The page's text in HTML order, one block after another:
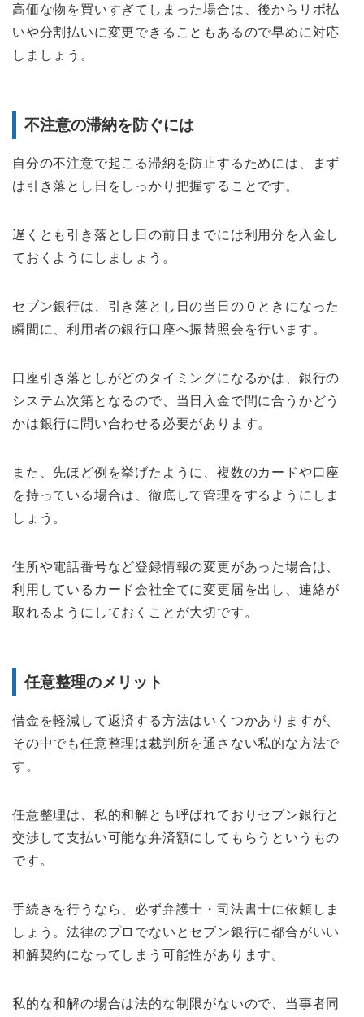
高価な物を買いすぎてしまった場合は、後からリボ払
いや分割払いに変更できることもあるので早めに対応
しましょう。
不注意の滞納を防ぐには
自分の不注意で起こる滞納を防止するためには、まず
は引き落とし日をしっかり把握することです。
遅くとも引き落とし日の前日までには利用分を入金し
ておくようにしましょう。
セブン銀行は、引き落とし日の当日の０ときになった
瞬間に、利用者の銀行口座へ振替照会を行います。
口座引き落としがどのタイミングになるかは、銀行の
システム次第となるので、当日入金で間に合うかどう
かは銀行に問い合わせる必要があります。
また、先ほど例を挙げたように、複数のカードや口座
を持っている場合は、徹底して管理をするようにしま
しょう。
住所や電話番号など登録情報の変更があった場合は、
利用しているカード会社全てに変更届を出し、連絡が
取れるようにしておくことが大切です。
任意整理のメリット
借金を軽減して返済する方法はいくつかありますが、
その中でも任意整理は裁判所を通さない私的な方法で
す。
任意整理は、私的和解とも呼ばれておりセブン銀行と
交渉して支払い可能な弁済額にしてもらうというもの
です。
手続きを行うなら、必ず弁護士・司法書士に依頼しま
しょう。法律のプロでないとセブン銀行に都合がいい
和解契約になってしまう可能性があります。
私的な和解の場合は法的な制限がないので、当事者同